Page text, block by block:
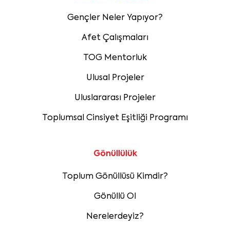
Gençler Neler Yapıyor?
Afet Çalışmaları
TOG Mentorluk
Ulusal Projeler
Uluslararası Projeler
Toplumsal Cinsiyet Eşitliği Programı
Gönüllülük
Toplum Gönüllüsü Kimdir?
Gönüllü Ol
Nerelerdeyiz?